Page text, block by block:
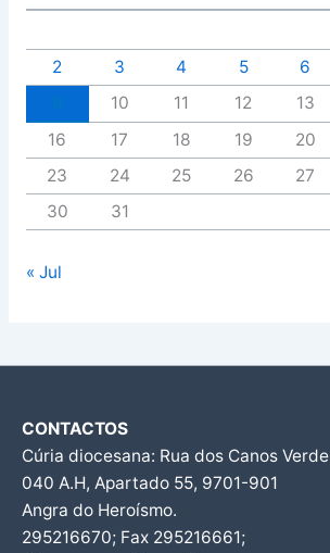
2
3 4 5 6
10 11 12 13
16
17 18 19 20
23
24 25 26 27
30
31
« Jul
CONTACTOS
Cúria diocesana: Rua dos Canos
040 A.H, Apartado 55, 9701-901
Angra do Heroísmo.
295216670; Fax 295216661;